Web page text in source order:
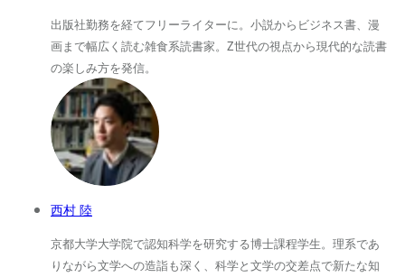
出版社勤務を経てフリーライターに。小説からビジネス書、漫
画まで幅広く読む雑食系読書家。Z世代の視点から現代的な読書
の楽しみ方を発信。
西村 陸
京都大学大学院で認知科学を研究する博士課程学生。理系であ
りながら文学への造詣も深く、科学と文学の交差点で新たな知